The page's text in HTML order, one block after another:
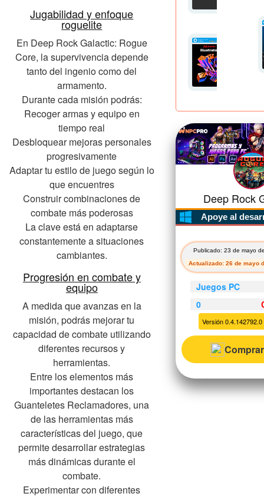
Jugabilidad y enfoque
roguelite
En Deep Rock Galactic: Rogue
Core, la supervivencia depende
tanto del ingenio como del
armamento.
Durante cada misión podrás:
Recoger armas y equipo en
tiempo real
Desbloquear mejoras personales
progresivamente
Adaptar tu estilo de juego según lo
que encuentres
Construir combinaciones de
combate más poderosas
La clave está en adaptarse
constantemente a situaciones
cambiantes.
Progresión en combate y
equipo
A medida que avanzas en la
misión, podrás mejorar tu
capacidad de combate utilizando
diferentes recursos y
herramientas.
Entre los elementos más
importantes destacan los
Guanteletes Reclamadores, una
de las herramientas más
características del juego, que
permite desarrollar estrategias
más dinámicas durante el
combate.
Experimentar con diferentes
Deep Rock
Apoye al
Publicado: 23 de mayo
Actualizado: 26 de mayo
Juegos PC
0
Versión